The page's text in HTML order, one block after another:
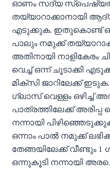
ഓണം സദ്യ
തയ്യാറാക്കാനായി
എടുക്കുക. ഇതുകൊണ്ട്
പാലും നമുക്ക്
അതിനായി നാളികേരം
വെച്ച് ഒന്ന് ചൂടാക്കി
മിക്സി ജാറിലേക്ക്
ഗ്ലാസ്‌ വെള്ളം ഒഴിച്ച്
പാത്രത്തിലേക്ക് അരിപ്പ
നന്നായി
ഒന്നാം പാൽ നമുക്ക്
തേങ്ങയിലേക്ക് വീണ്ടും
ഒന്നുകൂടി നന്നായി